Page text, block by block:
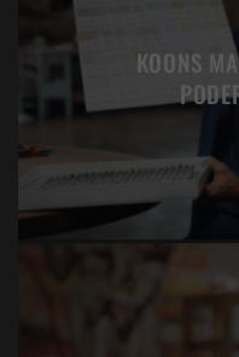
KOONS